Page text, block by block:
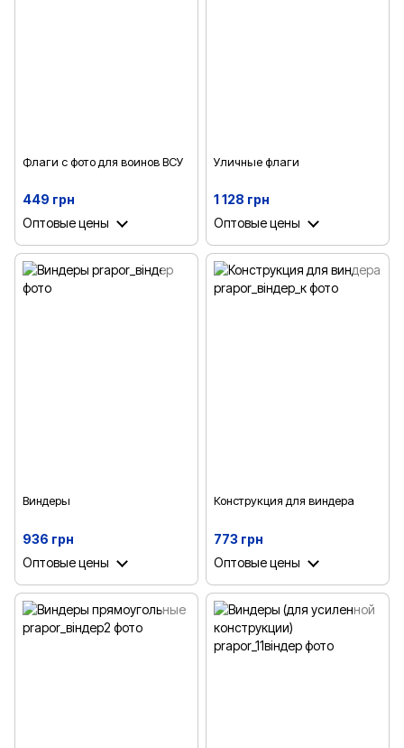
Флаги с фото для воинов ВСУ
449 грн
Оптовые цены
Уличные флаги
1 128 грн
Оптовые цены
Виндеры
936 грн
Оптовые цены
Конструкция для виндера
773 грн
Оптовые цены